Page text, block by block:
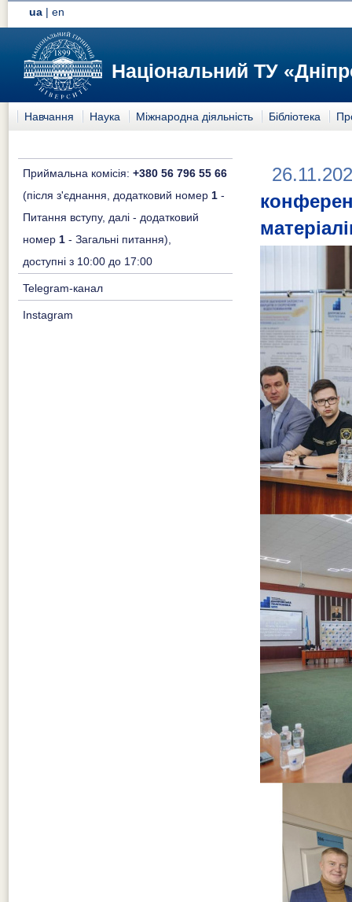
ua |en
Національний ТУ
Навчання Наука Міжнародна діяльність Бібліотека
Приймальна комісія: +380 56 796 55 66
(після з'єднання, додатковий номер 1 -
Питання вступу, далі - додатковий
номер 1 - Загальні питання),
доступні з 10:00 до 17:00
Telegram-канал
Instagram